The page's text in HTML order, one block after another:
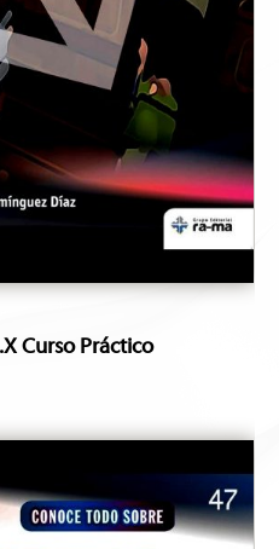
Curso Práctico